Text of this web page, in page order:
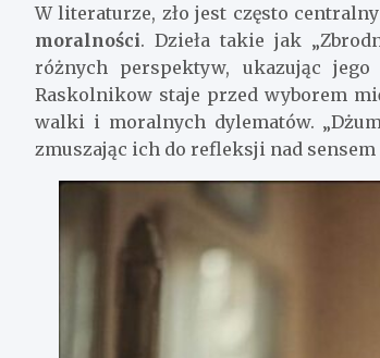
W literaturze, zło jest często
moralności. Dzieła takie jak
różnych perspektyw, ukazując
Raskolnikow staje przed wyborem
walki i moralnych dylematów.
zmuszając ich do refleksji nad